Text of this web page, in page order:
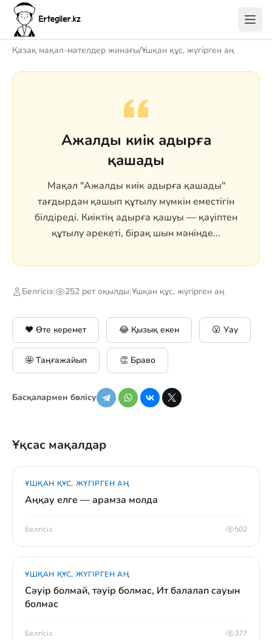
Қазақ мақал-мәтелдер жинағы/Ұшқан құс, жүгірген аң
Ажалды киік адырға
қашады
Мақал "Ажалды киік адырға қашады"
тағдырдан қашып құтылу мүмкін еместігін
білдіреді. Киіктің адырға қашуы — қауіптен
құтылу әрекеті, бірақ шын мәнінде...
Белгісіз| 252 рет оқылды|Ұшқан құс, жүгірген аң
❤️ Өте керемет 😂 Қызық екен 😮 Уау
🤩 Таңғажайып 👏 Браво
Басқалармен бөлісу
Ұқсас мақалдар
ҰШҚАН ҚҰС, ЖҮГІРГЕН АҢ
Аңқау елге — арамза молда
Белгісіз 502
ҰШҚАН ҚҰС, ЖҮГІРГЕН АҢ
Сәуір болмай, тәуір болмас, Ит балалап сауын
болмас
Белгісіз 377